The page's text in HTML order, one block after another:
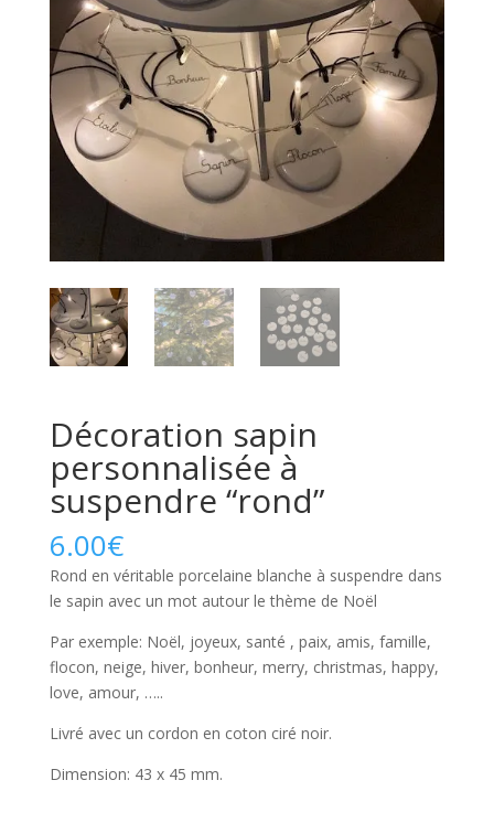
Décoration sapin
personnalisée à
suspendre “rond”
6.00€
Rond en véritable porcelaine blanche à suspendre dans
le sapin avec un mot autour le thème de Noël
Par exemple: Noël, joyeux, santé , paix, amis, famille,
flocon, neige, hiver, bonheur, merry, christmas, happy,
love, amour, …..
Livré avec un cordon en coton ciré noir.
Dimension: 43 x 45 mm.